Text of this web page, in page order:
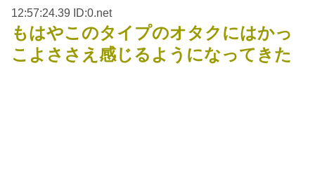
12:57:24.39 ID:0.net
もはやこのタイプのオタクにはかっ
こよささえ感じるようになってきた